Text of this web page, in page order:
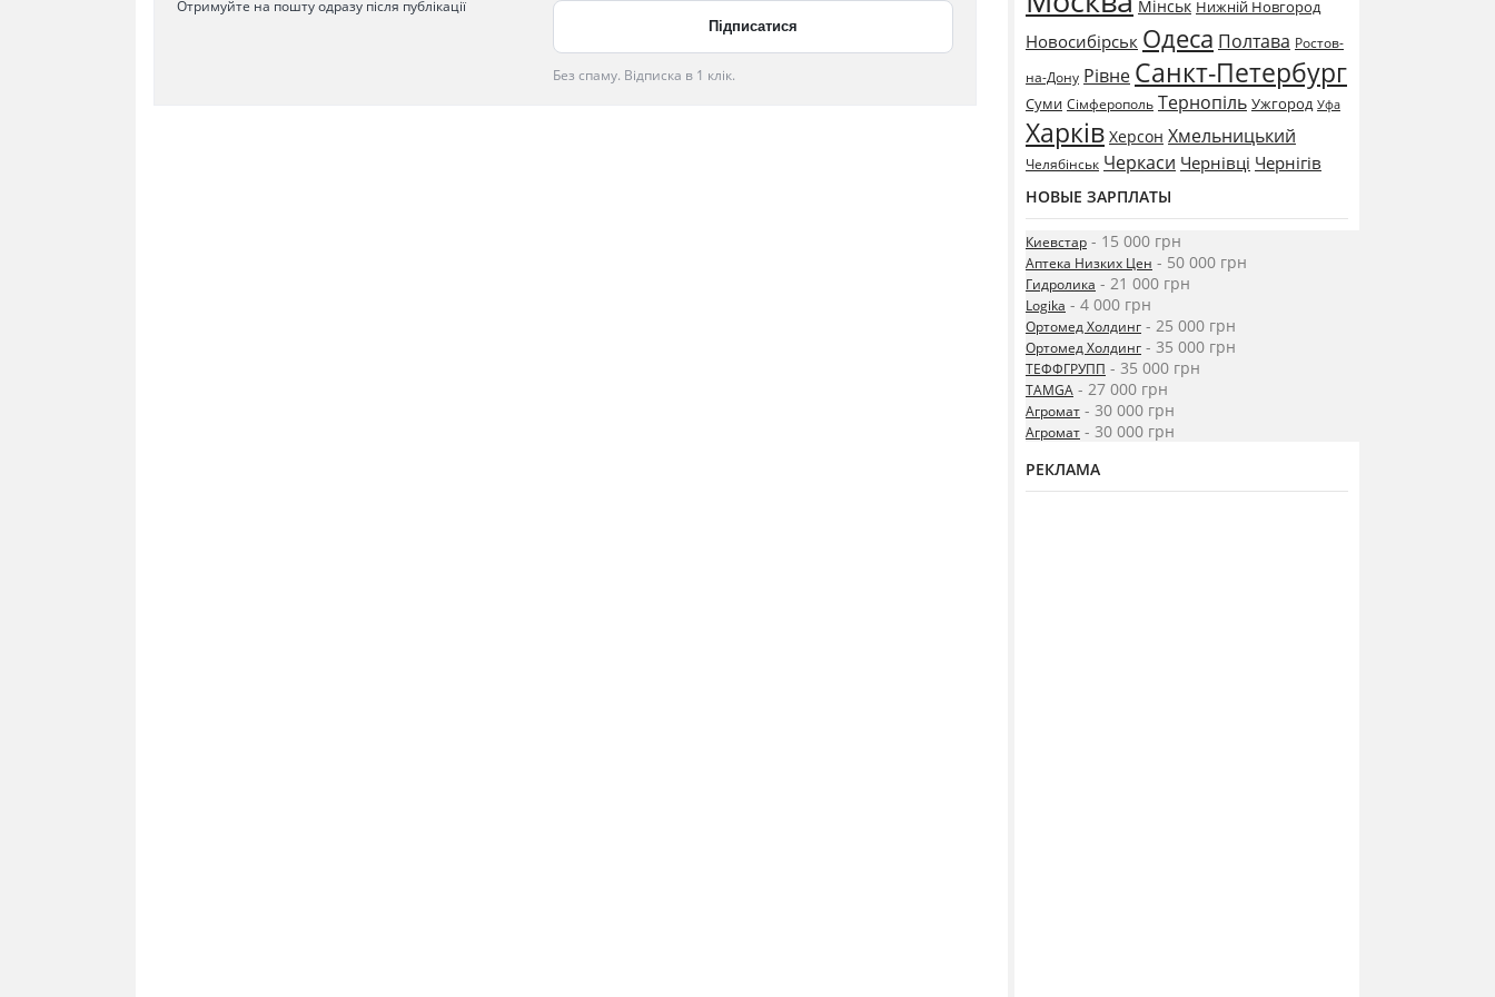
Отримуйте на пошту одразу після публікації
Без спаму. Відписка в 1 клік.
Мінськ Нижній Новгород
Новосибірськ Одеса Полтава Ростов-
на-Дону Рівне Санкт-Петербург
Суми Сімферополь Тернопіль Ужгород Уфа
Харків Херсон Хмельницький
Челябінськ Черкаси Чернівці Чернігів
НОВЫЕ ЗАРПЛАТЫ
Киевстар - 15 000 грн
Аптека Низких Цен - 50 000 грн
Гидролика - 21 000 грн
Logika - 4 000 грн
Ортомед Холдинг - 25 000 грн
Ортомед Холдинг - 35 000 грн
ТЕФФГРУПП - 35 000 грн
TAMGA - 27 000 грн
Агромат - 30 000 грн
Агромат - 30 000 грн
РЕКЛАМА